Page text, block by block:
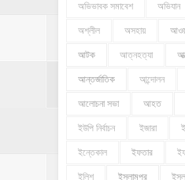
অভিভাবক সমাবেশ অভিযান
অশ্লীল অসহায়
আটক আত্নহত্যা
আন্তর্জাতিক আন্দোলন
আলোচনা সভা আহত
ইউপি নির্বাচন ইজারা
ইন্তেকাল ইফতার
ইলিশ ইসলামপুর